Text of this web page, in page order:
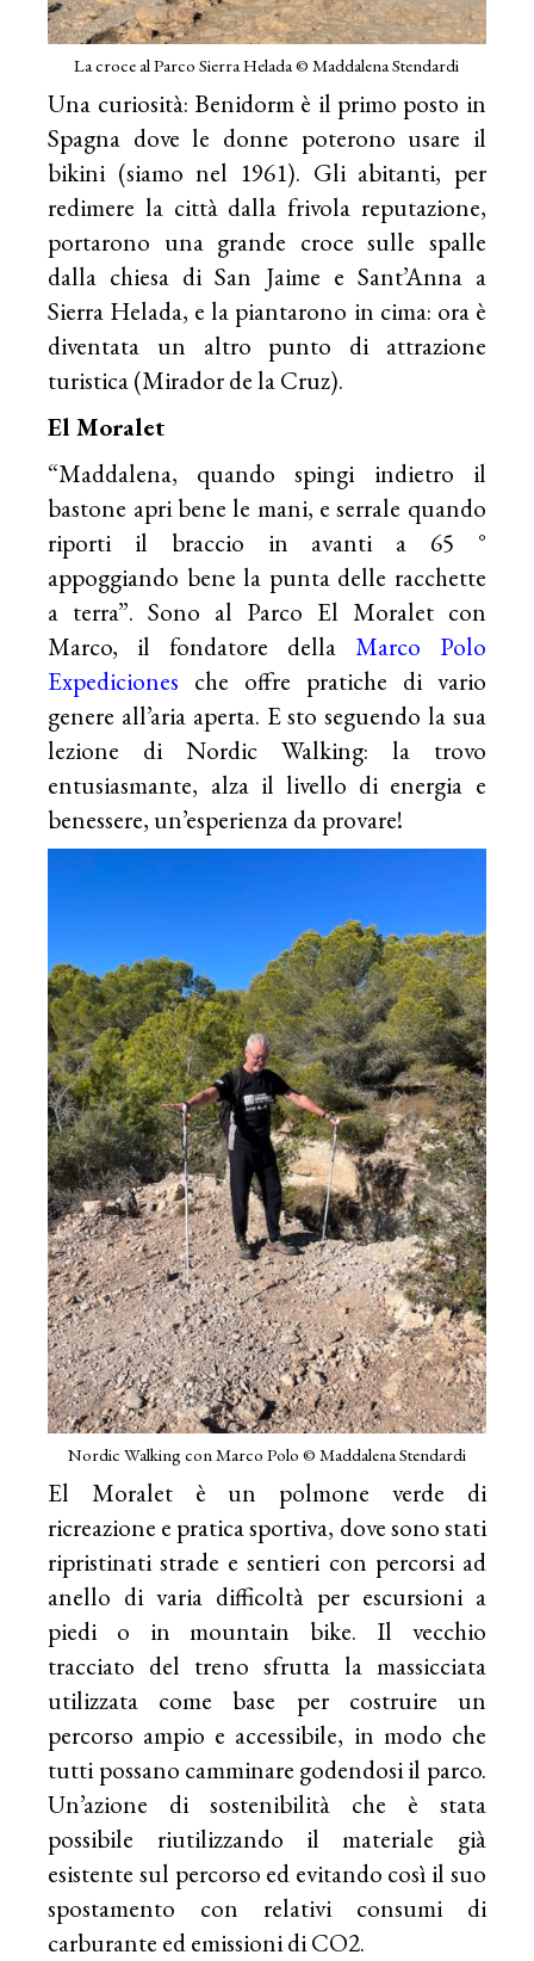
La croce al Parco Sierra Helada © Maddalena Stendardi
Una curiosità: Benidorm è il primo posto in
Spagna dove le donne poterono usare il
bikini (siamo nel 1961). Gli abitanti, per
redimere la città dalla frivola reputazione,
portarono una grande croce sulle spalle
dalla chiesa di San Jaime e Sant’Anna a
Sierra Helada, e la piantarono in cima: ora è
diventata un altro punto di attrazione
turistica (Mirador de la Cruz).
El Moralet
“Maddalena, quando spingi indietro il
bastone apri bene le mani, e serrale quando
riporti il braccio in avanti a 65 °
appoggiando bene la punta delle racchette
a terra”. Sono al Parco El Moralet con
Marco, il fondatore della Marco Polo
Expediciones che offre pratiche di vario
genere all’aria aperta. E sto seguendo la sua
lezione di Nordic Walking: la trovo
entusiasmante, alza il livello di energia e
benessere, un’esperienza da provare!
Nordic Walking con Marco Polo © Maddalena Stendardi
El Moralet è un polmone verde di
ricreazione e pratica sportiva, dove sono stati
ripristinati strade e sentieri con percorsi ad
anello di varia difficoltà per escursioni a
piedi o in mountain bike. Il vecchio
tracciato del treno sfrutta la massicciata
utilizzata come base per costruire un
percorso ampio e accessibile, in modo che
tutti possano camminare godendosi il parco.
Un’azione di sostenibilità che è stata
possibile riutilizzando il materiale già
esistente sul percorso ed evitando così il suo
spostamento con relativi consumi di
carburante ed emissioni di CO2.